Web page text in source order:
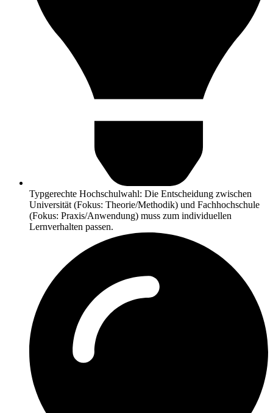
Typgerechte Hochschulwahl: Die Entscheidung zwischen
Universität (Fokus: Theorie/Methodik) und Fachhochschule
(Fokus: Praxis/Anwendung) muss zum individuellen
Lernverhalten passen.